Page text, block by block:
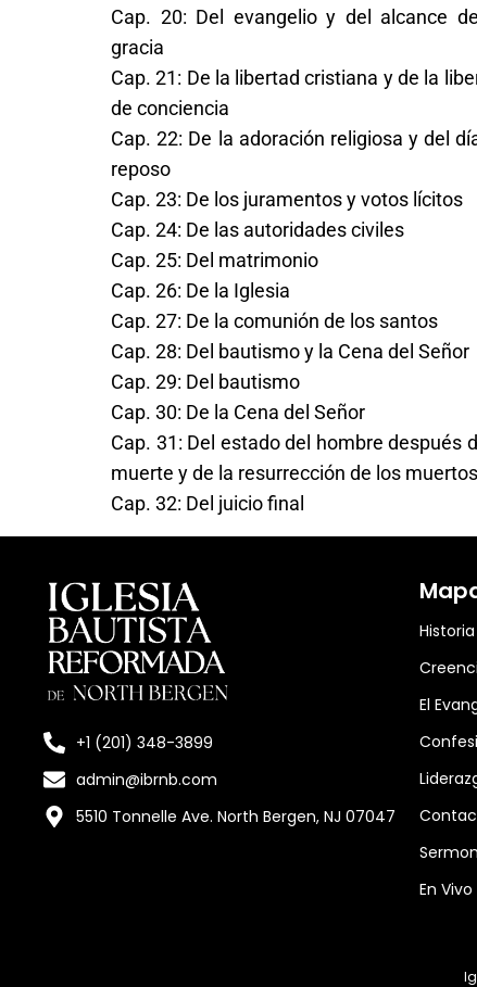
Cap. 20: Del evangelio y del alcance
gracia
Cap. 21: De la libertad cristiana y de la
de conciencia
Cap. 22: De la adoración religiosa y del
reposo
Cap. 23: De los juramentos y votos lícitos
Cap. 24: De las autoridades civiles
Cap. 25: Del matrimonio
Cap. 26: De la Iglesia
Cap. 27: De la comunión de los santos
Cap. 28: Del bautismo y la Cena del Señor
Cap. 29: Del bautismo
Cap. 30: De la Cena del Señor
Cap. 31: Del estado del hombre después
muerte y de la resurrección de los muertos
Cap. 32: Del juicio final
+1 (201) 348-3899
admin@ibrnb.com
5510 Tonnelle Ave. North Bergen, NJ 07047
Historia
El
En Vivo